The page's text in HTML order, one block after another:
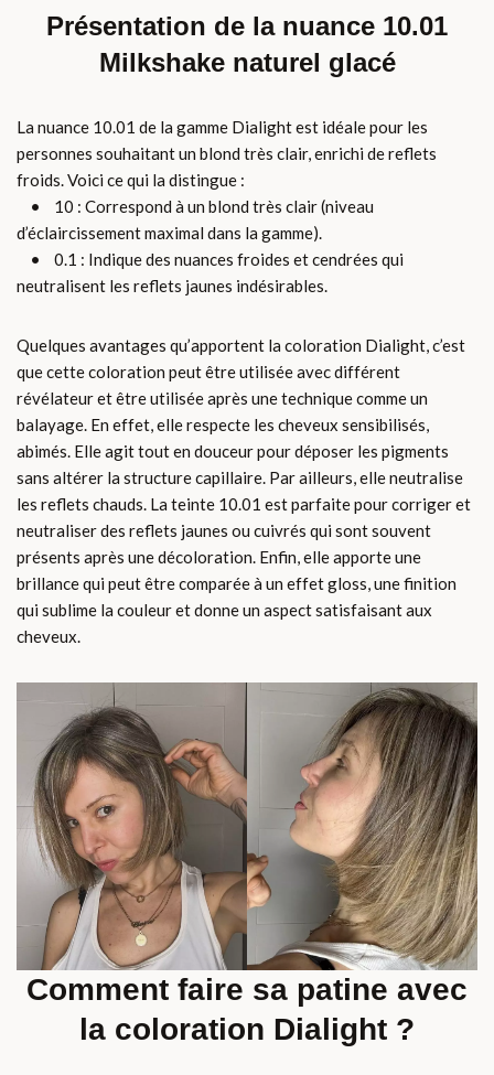
Présentation de la nuance 10.01
Milkshake naturel glacé
La nuance 10.01 de la gamme Dialight est idéale pour les
personnes souhaitant un blond très clair, enrichi de reflets
froids. Voici ce qui la distingue :
• 10 : Correspond à un blond très clair (niveau
d’éclaircissement maximal dans la gamme).
• 0.1 : Indique des nuances froides et cendrées qui
neutralisent les reflets jaunes indésirables.
Quelques avantages qu’apportent la coloration Dialight, c’est
que cette coloration peut être utilisée avec différent
révélateur et être utilisée après une technique comme un
balayage. En effet, elle respecte les cheveux sensibilisés,
abimés. Elle agit tout en douceur pour déposer les pigments
sans altérer la structure capillaire. Par ailleurs, elle neutralise
les reflets chauds. La teinte 10.01 est parfaite pour corriger et
neutraliser des reflets jaunes ou cuivrés qui sont souvent
présents après une décoloration. Enfin, elle apporte une
brillance qui peut être comparée à un effet gloss, une finition
qui sublime la couleur et donne un aspect satisfaisant aux
cheveux.
Comment faire sa patine avec
la coloration Dialight ?